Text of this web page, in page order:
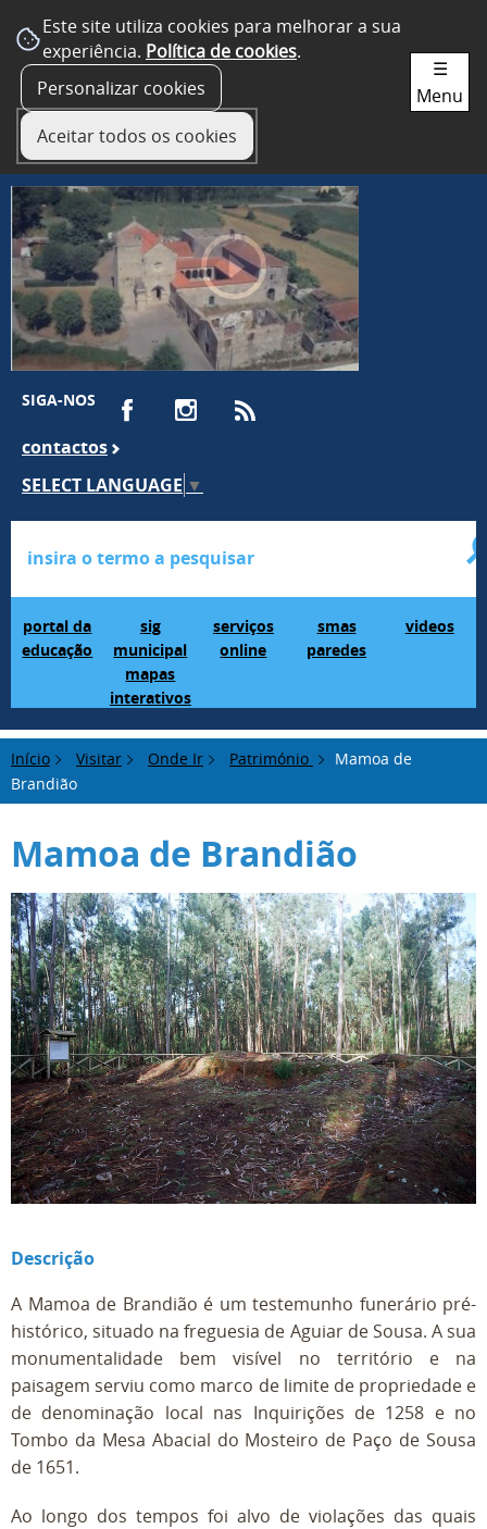
Este site utiliza cookies para melhorar a sua
experiência. Política de cookies.
Personalizar cookies
Aceitar todos os cookies
SIGA-NOS
contactos
SELECT LANGUAGE ▼
portal da
educação
sig
municipal
mapas
interativos
serviços
online
smas
paredes
videos
☰
Menu
Início Visitar Onde Ir Património
Mamoa de
Brandião
Mamoa de Brandião
Descrição
A Mamoa de Brandião é um testemunho funerário pré-
histórico, situado na freguesia de Aguiar de Sousa. A sua
monumentalidade bem visível no território e na
paisagem serviu como marco de limite de propriedade e
de denominação local nas Inquirições de 1258 e no
Tombo da Mesa Abacial do Mosteiro de Paço de Sousa
de 1651.
Ao longo dos tempos foi alvo de violações das quais